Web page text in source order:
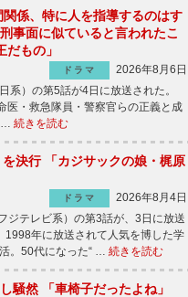
関係、特に人を指導するのはす
事面に似ていると言われたこ
もの」
ドラマ
2026年8月6日
）の第5話が4日に放送された。
・救急隊員・警察官らの正義と成
続きを読む
決行 「カジサックの娘・梶原
ドラマ
2026年8月4日
ジテレビ系）の第3話が、3日に放送
年に放送されて人気を博した学
。50代になった“ … 続きを読む
騒然 「車椅子だったよね」